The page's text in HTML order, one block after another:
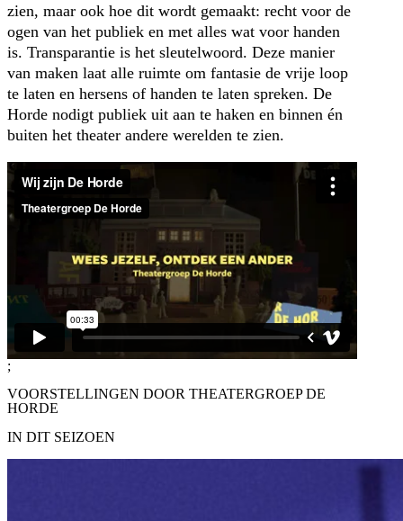
zien, maar ook hoe dit wordt gemaakt: recht voor de
ogen van het publiek en met alles wat voor handen
is. Transparantie is het sleutelwoord. Deze manier
van maken laat alle ruimte om fantasie de vrije loop
te laten en hersens of handen te laten spreken. De
Horde nodigt publiek uit aan te haken en binnen én
buiten het theater andere werelden te zien.
;
VOORSTELLINGEN DOOR THEATERGROEP DE
HORDE
IN DIT SEIZOEN